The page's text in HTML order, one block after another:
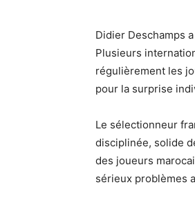
Didier Deschamps
Plusieurs
régulièrement les
pour la surprise
Le sélectionneur
disciplinée, solide
des joueurs
sérieux problèmes